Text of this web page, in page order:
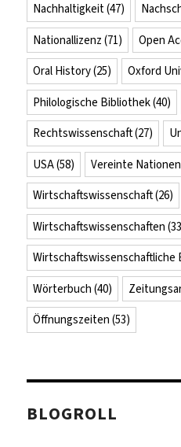
Nachhaltigkeit(47)
Nationallizenz (71) Open
Oral History(25) Oxford
Philologische Bibliothek(40)
Rechtswissenschaft(27)
USA(58) Vereinte Nationen
Wirtschaftswissenschaft(26)
Wirtschaftswissenschaften
Wirtschaftswissenschaftliche
Wörterbuch (40)
Öffnungszeiten (53)
BLOGROLL